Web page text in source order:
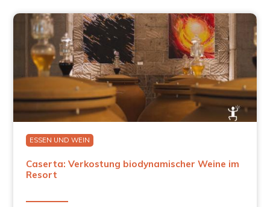
ESSEN UND WEIN
Caserta: Verkostung biodynamischer Weine im
Resort